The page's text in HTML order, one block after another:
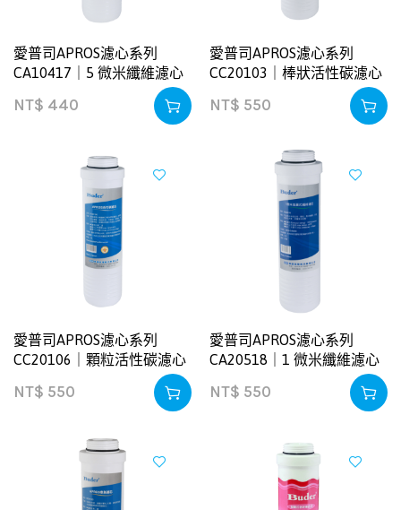
愛普司APROS濾心系列
CA10417｜5 微米纖維濾心
NT$ 440
愛普司APROS濾心系列
CC20103｜棒狀活性碳濾心
NT$ 550
愛普司APROS濾心系列
CC20106｜顆粒活性碳濾心
NT$ 550
愛普司APROS濾心系列
CA20518｜1 微米纖維濾心
NT$ 550